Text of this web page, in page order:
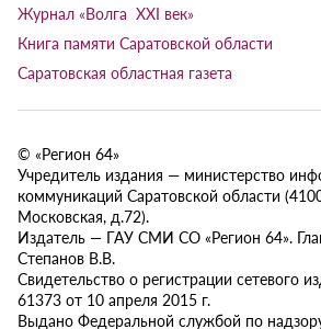
Журнал «Волга XXI век»
Книга памяти Саратовской области
Саратовская областная газета
© «Регион 64»
Учредитель издания — министерство
коммуникаций Саратовской области
Московская, д.72).
Издатель — ГАУ СМИ СО «Регион 64».
Степанов В.В.
Свидетельство о регистрации сетевого
61373 от 10 апреля 2015 г.
Выдано Федеральной службой по